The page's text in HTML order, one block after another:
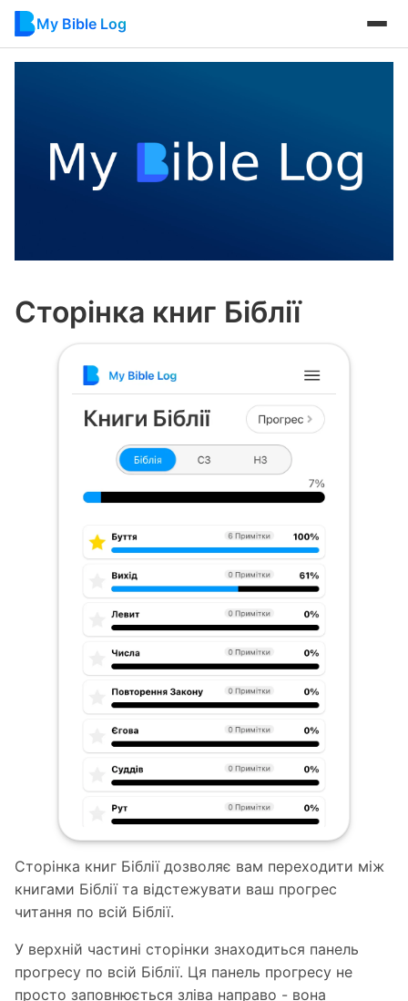
My Bible Log
Сторінка книг Біблії
Сторінка книг Біблії дозволяє вам переходити між
книгами Біблії та відстежувати ваш прогрес
читання по всій Біблії.
У верхній частині сторінки знаходиться панель
прогресу по всій Біблії. Ця панель прогресу не
просто заповнюється зліва направо - вона